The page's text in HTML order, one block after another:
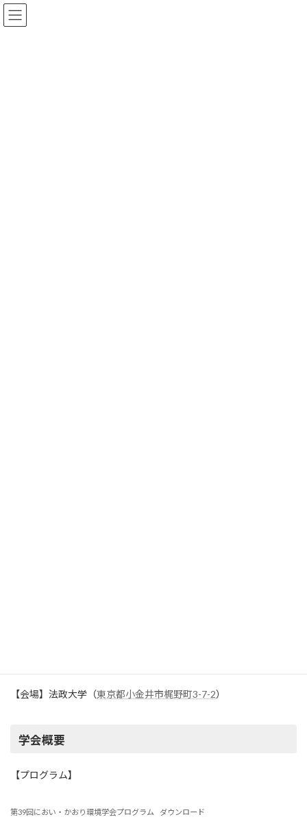
コ
ン
ナ
ビ
【会場】法政大学（東京都小金井市梶野町3-7-2）
学会概要
【プログラム】
第39回におい・かおり環境学会プログラム ダウンロード